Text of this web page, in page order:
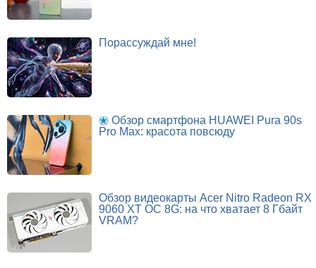
Порассуждай мне!
Обзор смартфона HUAWEI Pura 90s
Pro Max: красота повсюду
Обзор видеокарты Acer Nitro Radeon RX
9060 XT OC 8G: на что хватает 8 Гбайт
VRAM?